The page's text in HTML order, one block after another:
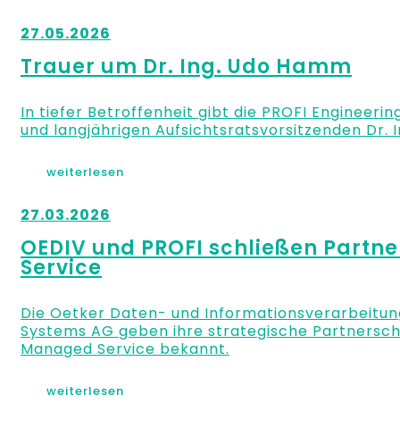
27.05.2026
Trauer um Dr. Ing. Udo Hamm
In tiefer Betroffenheit gibt die PROFI
und langjährigen Aufsichtsratsvorsitzenden Dr.
weiterlesen
27.03.2026
OEDIV und PROFI schließen
Service
Die Oetker Daten- und
Systems AG geben ihre strategische
Managed Service bekannt.
weiterlesen